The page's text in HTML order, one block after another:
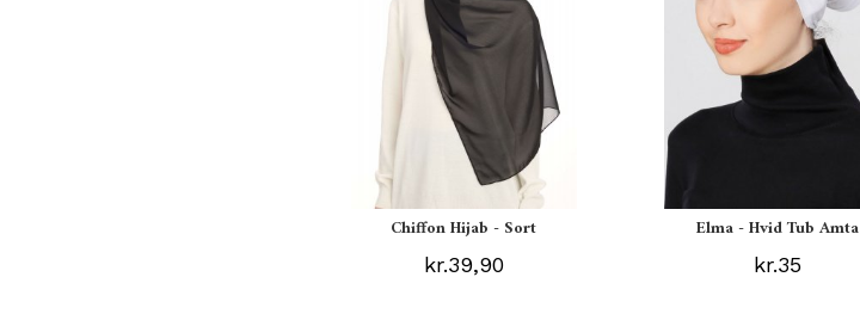
Chiffon Hijab - Sort
kr.39,90
Elma - Hvid Tub Amta
kr.35